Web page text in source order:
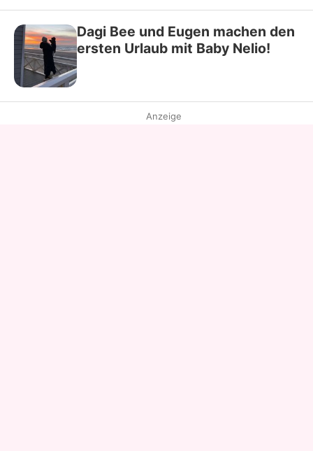
Dagi Bee und Eugen machen den
ersten Urlaub mit Baby Nelio!
Anzeige